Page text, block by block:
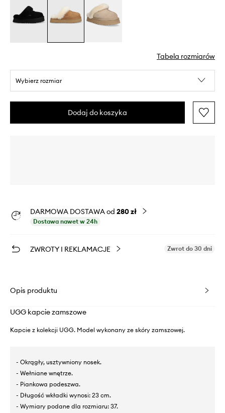
Tabela rozmiarów
Wybierz rozmiar
Dodaj do koszyka
DARMOWA DOSTAWA od 280 zł
Dostawa nawet w 24h
ZWROTY I REKLAMACJE Zwrot do 30 dni
Opis produktu
UGG kapcie zamszowe
Kapcie z kolekcji UGG. Model wykonany ze skóry zamszowej.
- Okrągły, usztywniony nosek.
- Wełniane wnętrze.
- Piankowa podeszwa.
- Długość wkładki wynosi: 23 cm.
- Wymiary podane dla rozmiaru: 37.